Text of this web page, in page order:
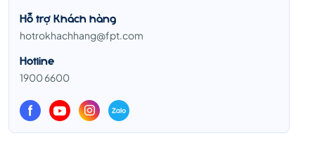
Hỗ trợ Khách hàng
hotrokhachhang@fpt.com
Hotline
1900 6600